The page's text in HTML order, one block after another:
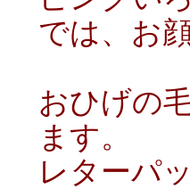
では、お
おひげの
ます。
レターパ